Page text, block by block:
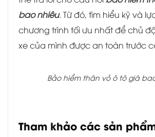
bao nhiêu. Từ đó, tìm hiểu kỹ và
chương trình tối ưu nhất để chủ
xe của mình được an toàn trước
Bảo hiểm thân vỏ ô tô giá
Tham khảo các sản